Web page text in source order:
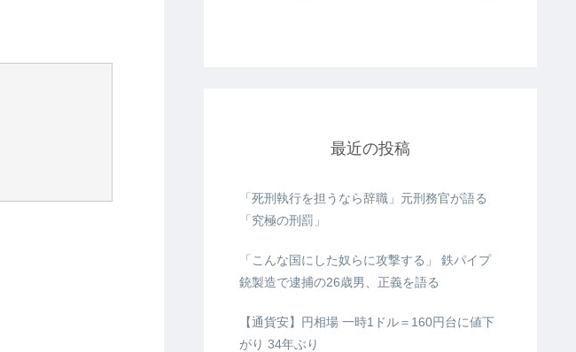
最近の投稿
「死刑執行を担うなら辞職」元刑務官が語る
「究極の刑罰」
「こんな国にした奴らに攻撃する」 鉄パイプ
銃製造で逮捕の26歳男、正義を語る
【通貨安】円相場 一時1ドル＝160円台に値下
がり 34年ぶり